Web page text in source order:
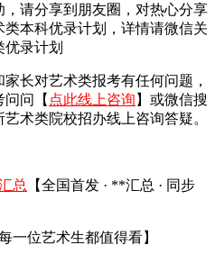
，请分享到朋友圈，对热心分享
本科优录计划，详情请微信关
录计划
长对艺术类报考有任何问题，
问【 点此线上咨询 】或微信搜
术类院校招办线上咨询答疑。
总
【全国首发 · **汇总 · 同步
每一位艺术生都值得看】